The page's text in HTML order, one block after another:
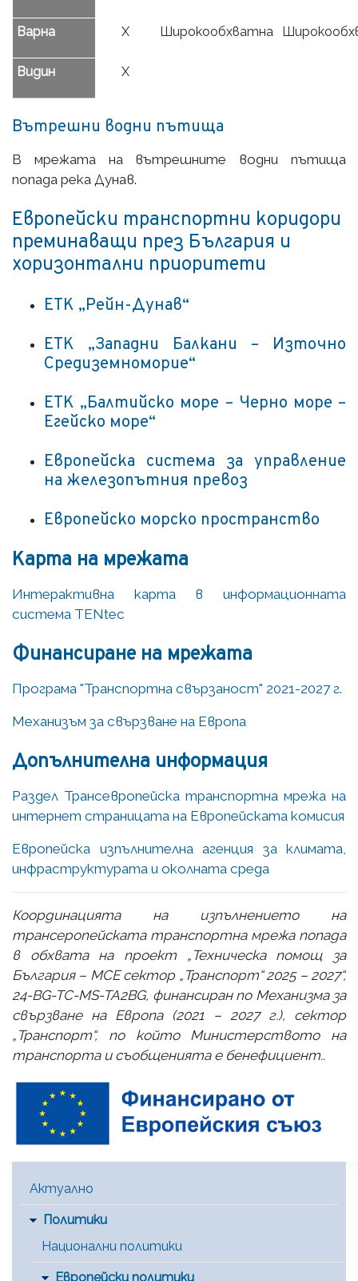
Варна Х Широкообхватна
Видин Х
Вътрешни водни пътища
В мрежата на вътрешните водни пътища
попада река Дунав.
Европейски транспортни коридори
преминаващи през България и
хоризонтални приоритети
ЕТК „Рейн-Дунав“
ЕТК „Западни Балкани – Източно
Средиземноморие“
ЕТК „Балтийско море – Черно море –
Егейско море“
Европейска система за управление
на железопътния превоз
Европейско морско пространство
Карта на мрежата
Интерактивна карта в информационната
система TENtec
Финансиране на мрежата
Програма "Транспортна свързаност" 2021-2027 г.
Механизъм за свързване на Европа
Допълнителна информация
Раздел Трансевропейска транспортна мрежа на
интернет страницата на Европейската комисия
Европейска изпълнителна агенция за климата,
инфраструктурата и околната среда
Координацията на изпълнението на
трансеропейската транспортна мрежа попада
в обхвата на проект „Техническа помощ за
България – МСЕ сектор „Транспорт“ 2025 – 2027“,
24-BG-TC-MS-TA2BG, финансиран по Механизма за
свързване на Европа (2021 – 2027 г.), сектор
„Транспорт“, по който Министерството на
транспорта и съобщенията е бенефициент..
Main Menu [BG]
Актуално
Политики
Национални политики
Европейски политики